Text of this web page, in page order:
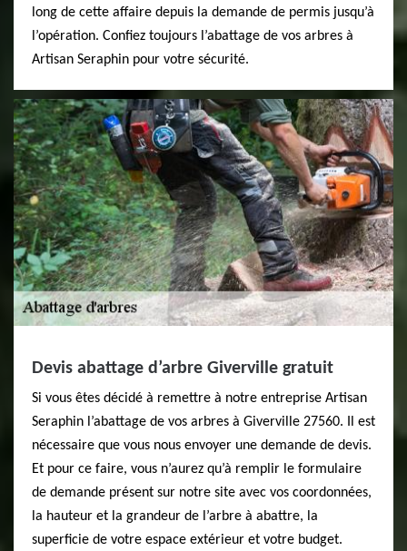
long de cette affaire depuis la demande de permis jusqu’à
l’opération. Confiez toujours l’abattage de vos arbres à
Artisan Seraphin pour votre sécurité.
Devis abattage d’arbre Giverville gratuit
Si vous êtes décidé à remettre à notre entreprise Artisan
Seraphin l’abattage de vos arbres à Giverville 27560. Il est
nécessaire que vous nous envoyer une demande de devis.
Et pour ce faire, vous n’aurez qu’à remplir le formulaire
de demande présent sur notre site avec vos coordonnées,
la hauteur et la grandeur de l’arbre à abattre, la
superficie de votre espace extérieur et votre budget.